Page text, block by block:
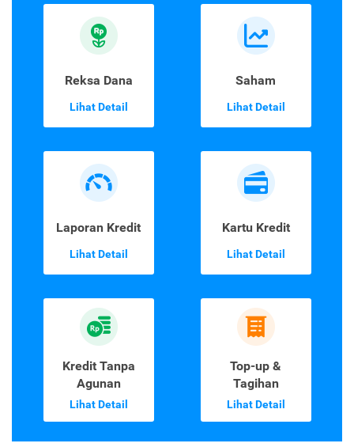
Reksa Dana
Lihat Detail
Saham
Lihat Detail
Laporan Kredit
Lihat Detail
Kartu Kredit
Lihat Detail
Kredit Tanpa
Agunan
Lihat Detail
Top-up &
Tagihan
Lihat Detail